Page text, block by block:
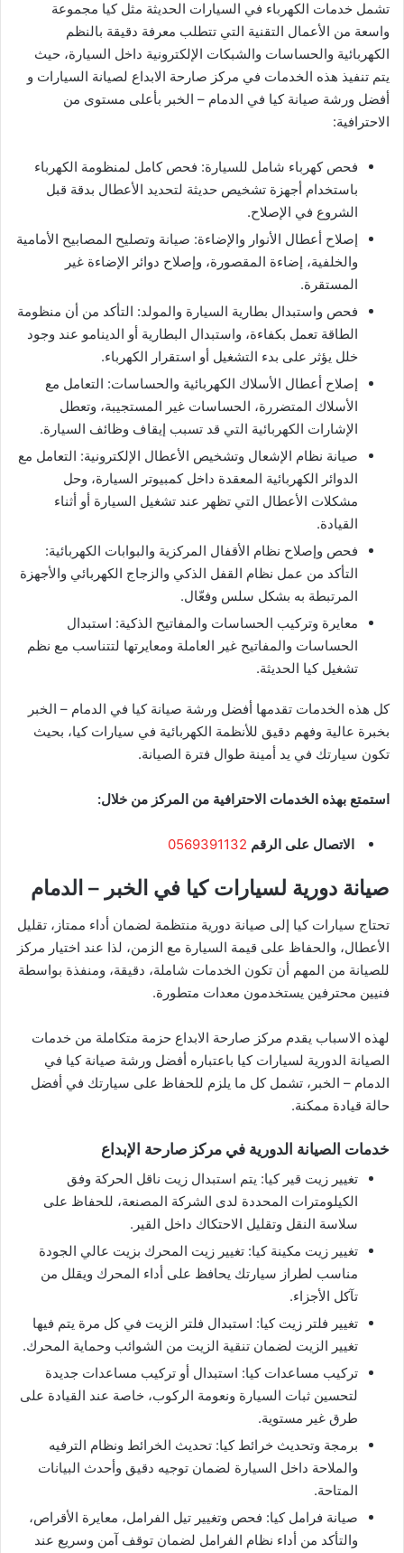
تشمل خدمات الكهرباء في السيارات الحديثة مثل كيا مجموعة
واسعة من الأعمال التقنية التي تتطلب معرفة دقيقة بالنظم
الكهربائية والحساسات والشبكات الإلكترونية داخل السيارة، حيث
يتم تنفيذ هذه الخدمات في مركز صارحة الابداع لصيانة السيارات و
أفضل ورشة صيانة كيا في الدمام – الخبر بأعلى مستوى من
الاحترافية:
فحص كهرباء شامل للسيارة: فحص كامل لمنظومة الكهرباء
باستخدام أجهزة تشخيص حديثة لتحديد الأعطال بدقة قبل
الشروع في الإصلاح.
إصلاح أعطال الأنوار والإضاءة: صيانة وتصليح المصابيح الأمامية
والخلفية، إضاءة المقصورة، وإصلاح دوائر الإضاءة غير
المستقرة.
فحص واستبدال بطارية السيارة والمولد: التأكد من أن منظومة
الطاقة تعمل بكفاءة، واستبدال البطارية أو الدينامو عند وجود
خلل يؤثر على بدء التشغيل أو استقرار الكهرباء.
إصلاح أعطال الأسلاك الكهربائية والحساسات: التعامل مع
الأسلاك المتضررة، الحساسات غير المستجيبة، وتعطل
الإشارات الكهربائية التي قد تسبب إيقاف وظائف السيارة.
صيانة نظام الإشعال وتشخيص الأعطال الإلكترونية: التعامل مع
الدوائر الكهربائية المعقدة داخل كمبيوتر السيارة، وحل
مشكلات الأعطال التي تظهر عند تشغيل السيارة أو أثناء
القيادة.
فحص وإصلاح نظام الأقفال المركزية والبوابات الكهربائية:
التأكد من عمل نظام القفل الذكي والزجاج الكهربائي والأجهزة
المرتبطة به بشكل سلس وفعّال.
معايرة وتركيب الحساسات والمفاتيح الذكية: استبدال
الحساسات والمفاتيح غير العاملة ومعايرتها لتتناسب مع نظم
تشغيل كيا الحديثة.
كل هذه الخدمات تقدمها أفضل ورشة صيانة كيا في الدمام – الخبر
بخبرة عالية وفهم دقيق للأنظمة الكهربائية في سيارات كيا، بحيث
تكون سيارتك في يد أمينة طوال فترة الصيانة.
استمتع بهذه الخدمات الاحترافية من المركز من خلال:
الاتصال على الرقم 0569391132
صيانة دورية لسيارات كيا في الخبر – الدمام
تحتاج سيارات كيا إلى صيانة دورية منتظمة لضمان أداء ممتاز، تقليل
الأعطال، والحفاظ على قيمة السيارة مع الزمن، لذا عند اختيار مركز
للصيانة من المهم أن تكون الخدمات شاملة، دقيقة، ومنفذة بواسطة
فنيين محترفين يستخدمون معدات متطورة.
لهذه الاسباب يقدم مركز صارحة الابداع حزمة متكاملة من خدمات
الصيانة الدورية لسيارات كيا باعتباره أفضل ورشة صيانة كيا في
الدمام – الخبر، تشمل كل ما يلزم للحفاظ على سيارتك في أفضل
حالة قيادة ممكنة.
خدمات الصيانة الدورية في مركز صارحة الإبداع
تغيير زيت قير كيا: يتم استبدال زيت ناقل الحركة وفق
الكيلومترات المحددة لدى الشركة المصنعة، للحفاظ على
سلاسة النقل وتقليل الاحتكاك داخل القير.
تغيير زيت مكينة كيا: تغيير زيت المحرك بزيت عالي الجودة
مناسب لطراز سيارتك يحافظ على أداء المحرك ويقلل من
تآكل الأجزاء.
تغيير فلتر زيت كيا: استبدال فلتر الزيت في كل مرة يتم فيها
تغيير الزيت لضمان تنقية الزيت من الشوائب وحماية المحرك.
تركيب مساعدات كيا: استبدال أو تركيب مساعدات جديدة
لتحسين ثبات السيارة ونعومة الركوب، خاصة عند القيادة على
طرق غير مستوية.
برمجة وتحديث خرائط كيا: تحديث الخرائط ونظام الترفيه
والملاحة داخل السيارة لضمان توجيه دقيق وأحدث البيانات
المتاحة.
صيانة فرامل كيا: فحص وتغيير تيل الفرامل، معايرة الأقراص،
والتأكد من أداء نظام الفرامل لضمان توقف آمن وسريع عند